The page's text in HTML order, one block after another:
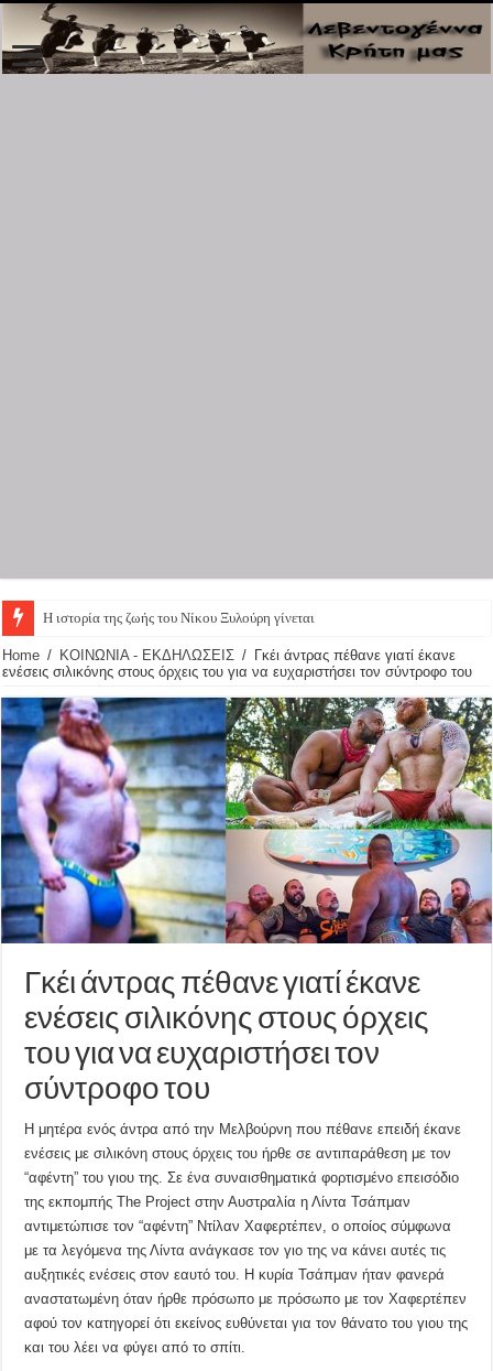
Η ιστορία της ζωής του Νίκου Ξυλούρη γίνεται θε
Home / ΚΟΙΝΩΝΙΑ - ΕΚΔΗΛΩΣΕΙΣ / Γκέι άντρας πέθανε γιατί έκανε
ενέσεις σιλικόνης στους όρχεις του για να ευχαριστήσει τον σύντροφο του
Γκέι άντρας πέθανε γιατί έκανε
ενέσεις σιλικόνης στους όρχεις
του για να ευχαριστήσει τον
σύντροφο του
H μητέρα ενός άντρα από την Μελβούρνη που πέθανε επειδή έκανε
ενέσεις με σιλικόνη στους όρχεις του ήρθε σε αντιπαράθεση με τον
“αφέντη” του γιου της. Σε ένα συναισθηματικά φορτισμένο επεισόδιο
της εκπομπής The Project στην Αυστραλία η Λίντα Τσάπμαν
αντιμετώπισε τον “αφέντη” Ντίλαν Χαφερτέπεν, ο οποίος σύμφωνα
με τα λεγόμενα της Λίντα ανάγκασε τον γιο της να κάνει αυτές τις
αυξητικές ενέσεις στον εαυτό του. Η κυρία Τσάπμαν ήταν φανερά
αναστατωμένη όταν ήρθε πρόσωπο με πρόσωπο με τον Χαφερτέπεν
αφού τον κατηγορεί ότι εκείνος ευθύνεται για τον θάνατο του γιου της
και του λέει να φύγει από το σπίτι.